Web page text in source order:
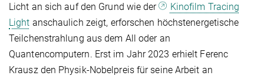
Licht an sich auf den Grund wie der
Kinofilm Tracing
Light anschaulich zeigt, erforschen höchstenergetische
Teilchenstrahlung aus dem All oder an
Quantencomputern. Erst im Jahr 2023 erhielt Ferenc
Krausz den Physik-Nobelpreis für seine Arbeit an